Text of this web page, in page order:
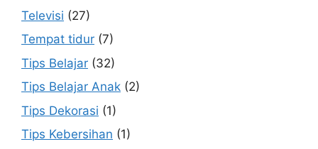
Televisi (27)
Tempat tidur (7)
Tips Belajar (32)
Tips Belajar Anak (2)
Tips Dekorasi (1)
Tips Kebersihan (1)